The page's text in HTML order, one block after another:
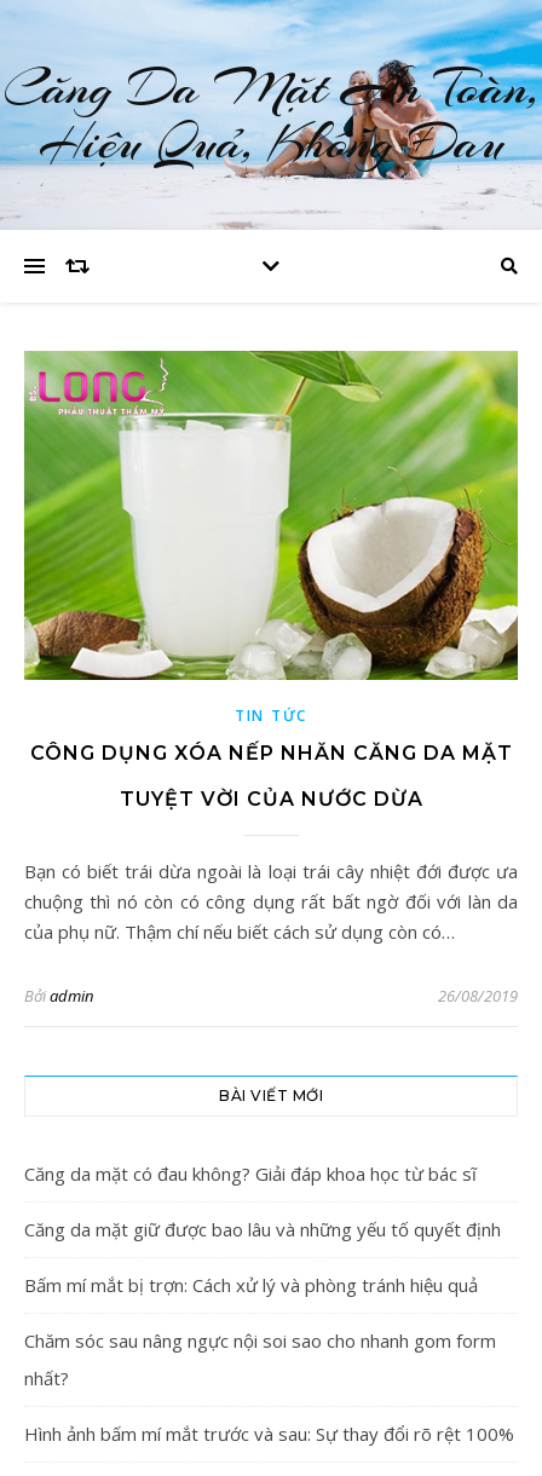
Căng Da Mặt An Toàn,
Hiệu Quả, Không Đau
TIN TỨC
CÔNG DỤNG XÓA NẾP NHĂN CĂNG DA MẶT
TUYỆT VỜI CỦA NƯỚC DỪA
Bạn có biết trái dừa ngoài là loại trái cây nhiệt đới được ưa
chuộng thì nó còn có công dụng rất bất ngờ đối với làn da
của phụ nữ. Thậm chí nếu biết cách sử dụng còn có…
Bởiadmin 26/08/2019
BÀI VIẾT MỚI
Căng da mặt có đau không? Giải đáp khoa học từ bác sĩ
Căng da mặt giữ được bao lâu và những yếu tố quyết định
Bấm mí mắt bị trợn: Cách xử lý và phòng tránh hiệu quả
Chăm sóc sau nâng ngực nội soi sao cho nhanh gom form
nhất?
Hình ảnh bấm mí mắt trước và sau: Sự thay đổi rõ rệt 100%